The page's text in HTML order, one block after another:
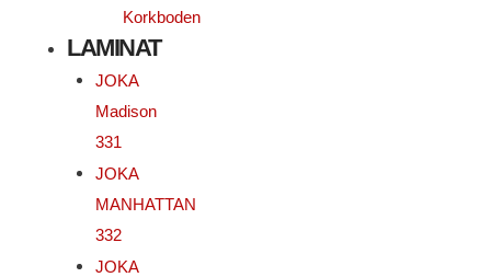
Korkboden
LAMINAT
JOKA
Madison
331
JOKA
MANHATTAN
332
JOKA